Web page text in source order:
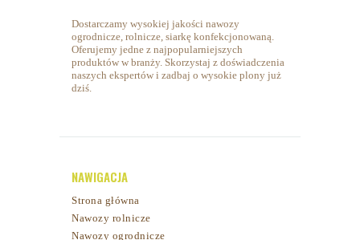
Dostarczamy wysokiej jakości nawozy
ogrodnicze, rolnicze, siarkę konfekcjonowaną.
Oferujemy jedne z najpopularniejszych
produktów w branży. Skorzystaj z doświadczenia
naszych ekspertów i zadbaj o wysokie plony już
dziś.
NAWIGACJA
Strona główna
Nawozy rolnicze
Nawozy ogrodnicze